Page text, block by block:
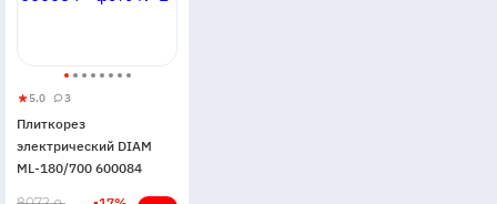
Плиткорез
электрический
DIAM
5.0
5
3 3
Плиткорез
электрический DIAM
ML-180/700 600084